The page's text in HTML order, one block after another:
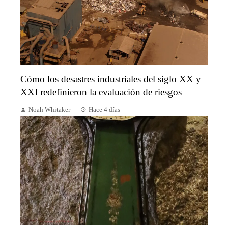
Cómo los desastres industriales del siglo XX y
XXI redefinieron la evaluación de riesgos
Noah Whitaker Hace 4 días